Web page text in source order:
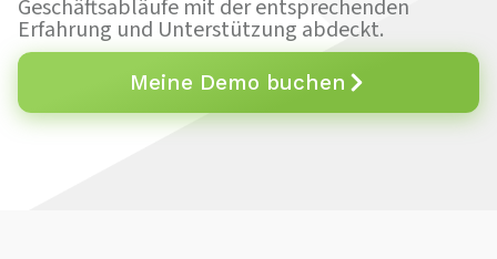
Geschäftsabläufe mit der entsprechenden
Erfahrung und Unterstützung abdeckt.
Meine Demo buchen